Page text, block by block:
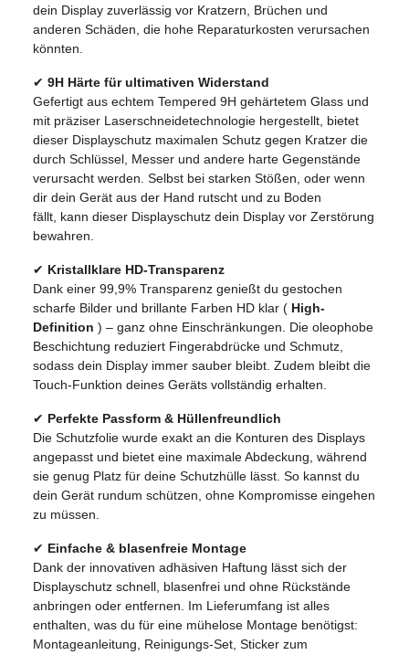
dein Display zuverlässig vor Kratzern, Brüchen und
anderen Schäden, die hohe Reparaturkosten verursachen
könnten.
✔ 9H Härte für ultimativen Widerstand
Gefertigt aus echtem Tempered 9H gehärtetem Glass und
mit präziser Laserschneidetechnologie hergestellt, bietet
dieser Displayschutz maximalen Schutz gegen Kratzer die
durch Schlüssel, Messer und andere harte Gegenstände
verursacht werden. Selbst bei starken Stößen, oder wenn
dir dein Gerät aus der Hand rutscht und zu Boden
fällt, kann dieser Displayschutz dein Display vor Zerstörung
bewahren.
✔ Kristallklare HD-Transparenz
Dank einer 99,9% Transparenz genießt du gestochen
scharfe Bilder und brillante Farben HD klar ( High-
Definition ) – ganz ohne Einschränkungen. Die oleophobe
Beschichtung reduziert Fingerabdrücke und Schmutz,
sodass dein Display immer sauber bleibt. Zudem bleibt die
Touch-Funktion deines Geräts vollständig erhalten.
✔ Perfekte Passform & Hüllenfreundlich
Die Schutzfolie wurde exakt an die Konturen des Displays
angepasst und bietet eine maximale Abdeckung, während
sie genug Platz für deine Schutzhülle lässt. So kannst du
dein Gerät rundum schützen, ohne Kompromisse eingehen
zu müssen.
✔ Einfache & blasenfreie Montage
Dank der innovativen adhäsiven Haftung lässt sich der
Displayschutz schnell, blasenfrei und ohne Rückstände
anbringen oder entfernen. Im Lieferumfang ist alles
enthalten, was du für eine mühelose Montage benötigst:
Montageanleitung, Reinigungs-Set, Sticker zum